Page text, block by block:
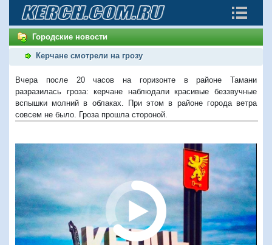
Городские новости
Керчане смотрели на грозу
Вчера после 20 часов на горизонте в районе Тамани
разразилась гроза: керчане наблюдали красивые беззвучные
вспышки молний в облаках. При этом в районе города ветра
совсем не было. Гроза прошла стороной.